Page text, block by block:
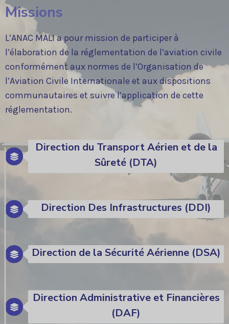
Missions
L’ANAC MALI a pour mission de participer à
l’élaboration de la réglementation de l’aviation civile
conformément aux normes de l’Organisation de
l’Aviation Civile Internationale et aux dispositions
communautaires et suivre l’application de cette
réglementation.
Direction du Transport Aérien et de la
Sûreté (DTA)
Direction Des Infrastructures (DDI)
Direction de la Sécurité Aérienne (DSA)
Direction Administrative et Financières
(DAF)